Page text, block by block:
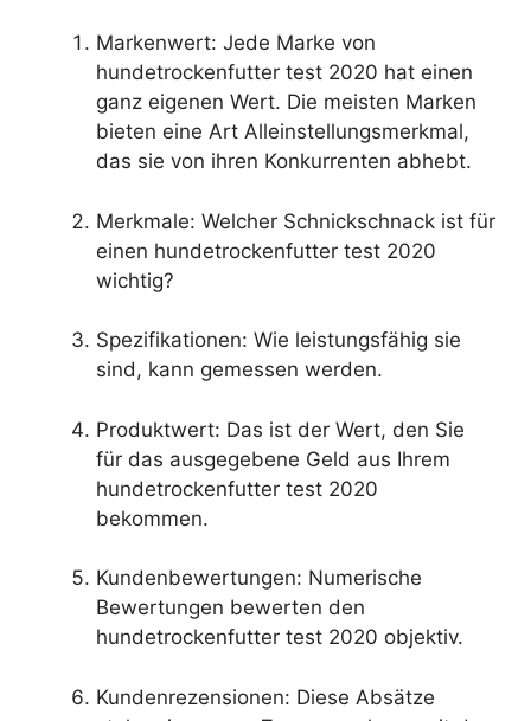
Markenwert: Jede Marke von
hundetrockenfutter test 2020 hat einen
ganz eigenen Wert. Die meisten Marken
bieten eine Art Alleinstellungsmerkmal,
das sie von ihren Konkurrenten abhebt.
Merkmale: Welcher Schnickschnack ist für
einen hundetrockenfutter test 2020
wichtig?
Spezifikationen: Wie leistungsfähig sie
sind, kann gemessen werden.
Produktwert: Das ist der Wert, den Sie
für das ausgegebene Geld aus Ihrem
hundetrockenfutter test 2020
bekommen.
Kundenbewertungen: Numerische
Bewertungen bewerten den
hundetrockenfutter test 2020 objektiv.
Kundenrezensionen: Diese Absätze